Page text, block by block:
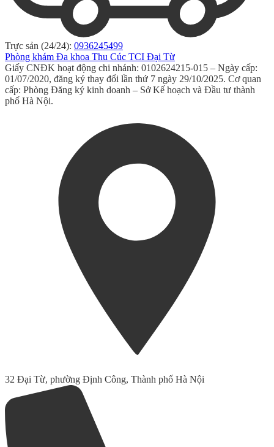
Trực sản (24/24): 0936245499
Phòng khám Đa khoa Thu Cúc TCI Đại Từ
Giấy CNĐK hoạt động chi nhánh: 0102624215-015 – Ngày cấp:
01/07/2020, đăng ký thay đổi lần thứ 7 ngày 29/10/2025. Cơ quan
cấp: Phòng Đăng ký kinh doanh – Sở Kế hoạch và Đầu tư thành
phố Hà Nội.
32 Đại Từ, phường Định Công, Thành phố Hà Nội